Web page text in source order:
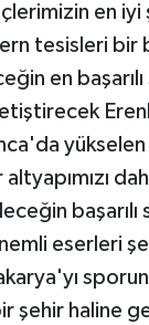
en
tesisleri bir
en başarılı
başarılı
eserleri
şehir haline